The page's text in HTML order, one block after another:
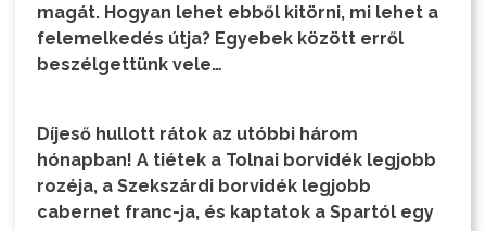
magát. Hogyan lehet ebből kitörni, mi lehet a
felemelkedés útja? Egyebek között erről
beszélgettünk vele…
Díjeső hullott rátok az utóbbi három
hónapban! A tiétek a Tolnai borvidék legjobb
rozéja, a Szekszárdi borvidék legjobb
cabernet franc-ja, és kaptatok a Spartól egy